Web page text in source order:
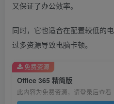
又保证了办公效率。
同时，它也适合在配置较低的
过多资源导致电脑卡顿。
Office 365 精简版
此内容为免费资源，请登录后查看
免费资源